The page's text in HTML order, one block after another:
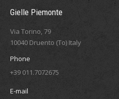
Gielle Piemonte
Via Torino, 79
10040 Druento (To) Italy
Phone
+39 011.7072675
E-mail